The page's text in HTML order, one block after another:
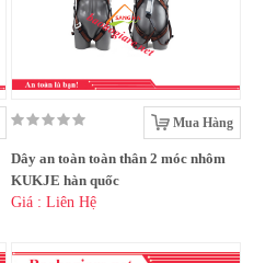
Mua Hàng
Dây an toàn toàn thân 2 móc nhôm
KUKJE hàn quốc
Giá : Liên Hệ